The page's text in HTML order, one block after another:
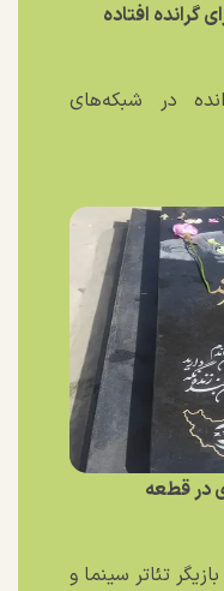
افتاده
در شبکه‌های
در قطعه
تئاتر سینما و